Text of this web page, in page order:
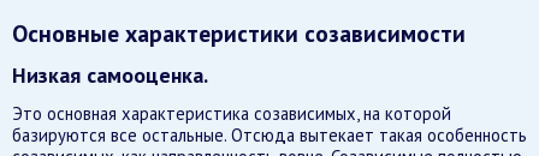
Основные характеристики созависимости
Низкая самооценка.
Это основная характеристика созависимых, на которой
базируются все остальные. Отсюда вытекает такая особенность